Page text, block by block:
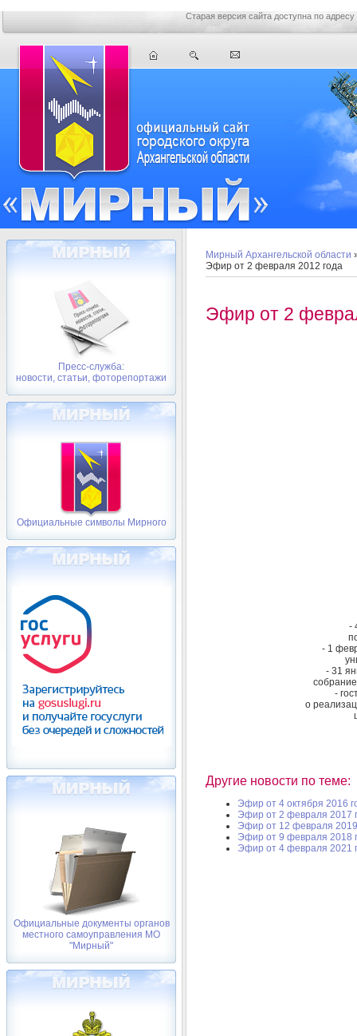
Старая версия сайта доступна по адресу
Пресс-служба:
новости, статьи, фоторепортажи
Официальные символы Мирного
Официальные документы органов
местного самоуправления МО
"Мирный"
Мирный Архангельской области
Эфир от 2 февраля 2012 года
Эфир от 2
-
- 1
- 31
собрание
-
о
Другие новости по теме:
Эфир от 4 октября 2016
Эфир от 2 февраля 2017
Эфир от 12 февраля
Эфир от 9 февраля 2018
Эфир от 4 февраля 2021